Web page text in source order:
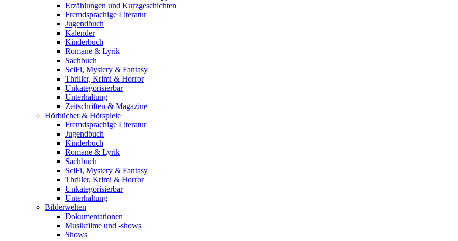
Erzählungen und Kurzgeschichten
Fremdsprachige Literatur
Jugendbuch
Kalender
Kinderbuch
Romane & Lyrik
Sachbuch
SciFi, Mystery & Fantasy
Thriller, Krimi & Horror
Unkategorisierbar
Unterhaltung
Zeitschriften & Magazine
Hörbücher & Hörspiele
Fremdsprachige Literatur
Jugendbuch
Kinderbuch
Romane & Lyrik
Sachbuch
SciFi, Mystery & Fantasy
Thriller, Krimi & Horror
Unkategorisierbar
Unterhaltung
Bilderwelten
Dokumentationen
Musikfilme und -shows
Shows